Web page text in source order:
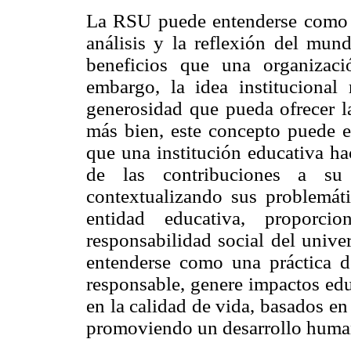
La RSU puede entenderse
análisis y la reflexión del
beneficios que una
embargo, la idea
generosidad que pueda ofrecer
más bien, este concepto puede
que una institución educativa
de las contribuciones a
contextualizando sus
entidad educativa,
responsabilidad social del
entenderse como una práctica
responsable, genere impactos
en la calidad de vida, basados
promoviendo un desarrollo